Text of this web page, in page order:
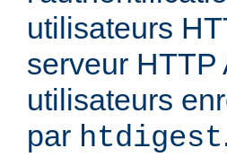
utilisateurs
serveur
utilisateurs
par htdigest